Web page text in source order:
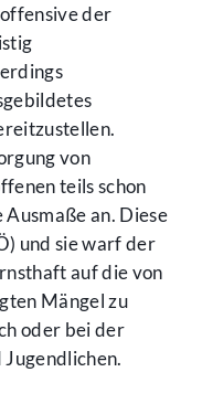
der
von
teils schon
an. Diese
und sie warf der
auf die von
Mängel zu
oder bei der